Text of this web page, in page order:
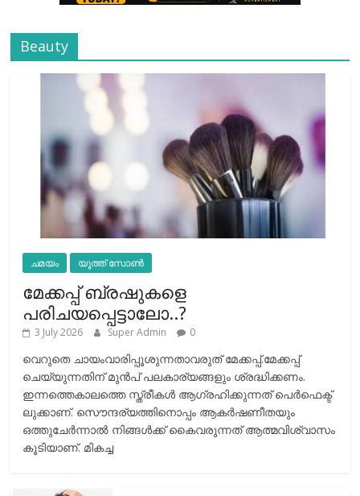
Beauty
ചമയം യൂത്ത് സോൺ
മേക്കപ്പ് ബ്രഷുകളെ
പരിചയപ്പെട്ടാലോ..?
3 July 2026 Super Admin 0
വെറുതെ ചായംവാരിപ്പൂശുന്നതാവരുത് മേക്കപ്പ്.മേക്കപ്പ്
ചെയ്യുന്നതിന് മുന്‍പ് പലകാര്യങ്ങളും ശ്രദ്ധിക്കണം.
ഇന്നത്തെകാലത്തെ സ്ത്രീകള്‍ ആഗ്രഹിക്കുന്നത് പെര്‍ഫെക്ട്
ലുക്കാണ്. സൌന്ദര്യത്തിനൊപ്പം ആകര്‍ഷണീതയും
ഒത്തുചേര്‍ന്നാല്‍ നിങ്ങള്‍ക്ക് കൈവരുന്നത് ആത്മവിശ്വാസം
കൂടിയാണ്. മികച്ച